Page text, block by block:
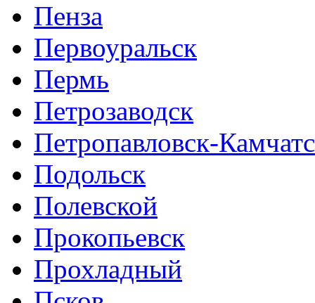
Пенза
Первоуральск
Пермь
Петрозаводск
Петропавловск-
Подольск
Полевской
Прокопьевск
Прохладный